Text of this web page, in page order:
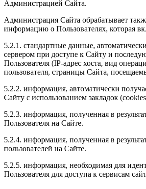
Администрацией Сайта.
Администрация Сайта обрабатывает
информацию о Пользователях, которая
5.2.1. стандартные данные,
сервером при доступе к Сайту и
Пользователя (IP-адрес хоста, вид
пользователя, страницы Сайта,
5.2.2. информация, автоматически
Сайту с использованием закладок
5.2.3. информация, полученная в
Пользователя на Сайте.
5.2.4. информация, полученная в
пользователей на Сайте.
5.2.5. информация, необходимая для
Пользователя для доступа к сервисам